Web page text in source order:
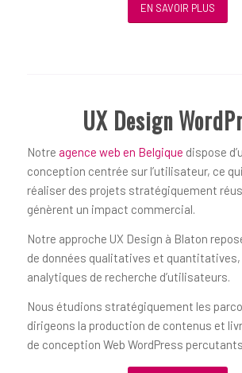
EN SAVOIR PLUS
UX Design
Notre agence web en Belgique dispose
conception centrée sur l’utilisateur, ce
réaliser des projets stratégiquement
génèrent un impact commercial.
Notre approche UX Design à Blaton
de données qualitatives et
analytiques de recherche d’utilisateurs.
Nous étudions stratégiquement les
dirigeons la production de contenus et
de conception Web WordPress